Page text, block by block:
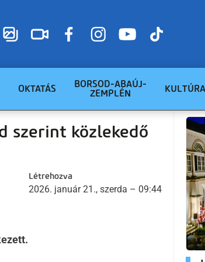
OKTATÁS
BORSOD-ABAÚJ-
ZEMPLÉN
KULTÚRA
szerint közlekedő
Létrehozva
2026. január 21., szerda – 09:44